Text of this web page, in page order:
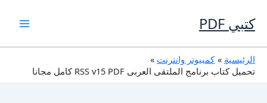
إلى
المحتوى
كتبي PDF
الرئيسية
كمبيوتر وانترنت
تحميل كتاب برنامج الملتقى العربى RSS v15 PDF كامل مجانا